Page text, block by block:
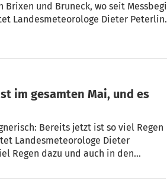
Landesmeteorologe Dieter Peterlin.
Bereits jetzt ist so viel Regen
Landesmeteorologe Dieter
Regen dazu und auch in den